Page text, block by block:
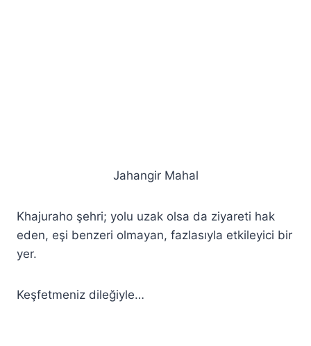
Jahangir Mahal
Khajuraho şehri; yolu uzak olsa da ziyareti hak
eden, eşi benzeri olmayan, fazlasıyla etkileyici bir
yer.
Keşfetmeniz dileğiyle…